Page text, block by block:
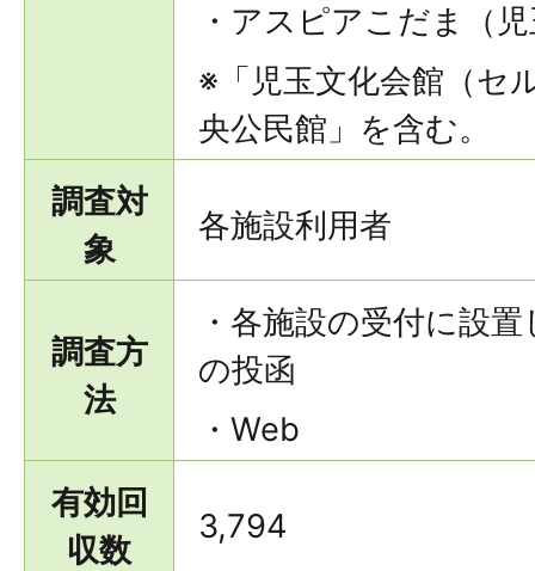
・アスピアこだま（
※「児玉文化会館（セ
央公民館」を含む。
調査対
象
各施設利用者
調査方
法
・各施設の受付に設
の投函
・Web
有効回
収数
3,794